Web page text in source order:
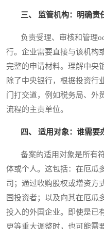
三、 监管机构：明确责
负责受理、审核和管理
行。企业需要直接与该机构
完整的申请材料。理解中央
除了中央银行，根据投资行
门打交道，例如税务局、外
流程的主责单位。
四、 适用对象：谁需要
备案的适用对象是所有符
体或个人。这包括：在厄瓜
司；通过收购股权或增资方
国投资者；以及向其在厄瓜
投入的外国企业。即使是已
更等重大调整时，也可能需